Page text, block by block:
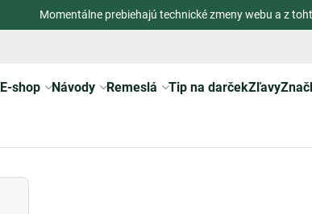
Momentálne prebiehajú technické zmeny webu a z
E-shop Návody Remeslá Tip na darčekZľavy